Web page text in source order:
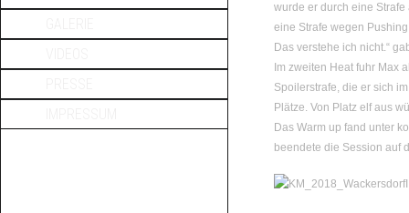
wurde er durch eine Strafe
eine Strafe wegen
Das verstehe ich nicht.“
Im zweiten Heat fuhr Max
Spoilerstrafe, die er sich
Plätze. Von Platz elf aus
Das Warm up fand unter
beendete die Session auf